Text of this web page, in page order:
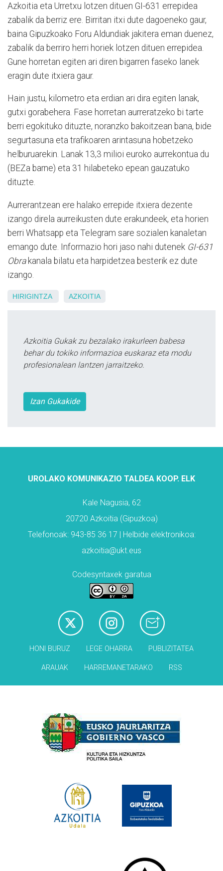
Azkoitia eta Urretxu lotzen dituen GI-631 errepidea
zabalik da berriz ere. Birritan itxi dute dagoeneko gaur,
baina Gipuzkoako Foru Aldundiak jakitera eman duenez,
zabalik da berriro herri horiek lotzen dituen errepidea.
Gune horretan egiten ari diren bigarren faseko lanek
eragin dute itxiera gaur.
Hain justu, kilometro eta erdian ari dira egiten lanak,
gutxi gorabehera. Fase horretan aurreratzeko bi tarte
berri egokituko dituzte, noranzko bakoitzean bana, bide
segurtasuna eta trafikoaren arintasuna hobetzeko
helburuarekin. Lanak 13,3 milioi euroko aurrekontua du
(BEZa barne) eta 31 hilabeteko epean gauzatuko
dituzte.
Aurrerantzean ere halako errepide itxiera dezente
izango direla aurreikusten dute erakundeek, eta horien
berri Whatsapp eta Telegram sare sozialen kanaletan
emango dute. Informazio hori jaso nahi dutenek GI-631
Obrakanala bilatu eta harpidetzea besterik ez dute
izango.
HIRIGINTZA AZKOITIA
Azkoitia Gukak zu bezalako irakurleen babesa
behar du tokiko informazioa euskaraz eta modu
profesionalean lantzen jarraitzeko.
Izan Gukakide
UROLAKO KOMUNIKAZIO TALDEA KOOP. ELK
Kale Nagusia, 62
20720 Azkoitia (Gipuzkoa)
Telefonoak: 943-85 36 17 | Helbide elektronikoa:
azkoitia@ukt.eus
Codesyntaxek garatua
HONI BURUZ LEGE OHARRA PUBLIZITATEA
ARAUAK HARREMANETARAKO RSS